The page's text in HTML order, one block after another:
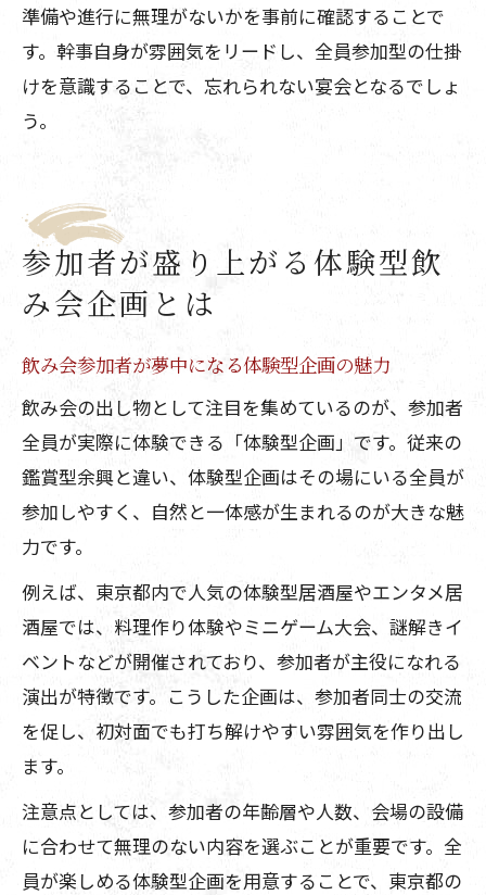
準備や進行に無理がないかを事前に確認することで
す。幹事自身が雰囲気をリードし、全員参加型の仕掛
けを意識することで、忘れられない宴会となるでしょ
う。
参加者が盛り上がる体験型飲
み会企画とは
飲み会参加者が夢中になる体験型企画の魅力
飲み会の出し物として注目を集めているのが、参加者
全員が実際に体験できる「体験型企画」です。従来の
鑑賞型余興と違い、体験型企画はその場にいる全員が
参加しやすく、自然と一体感が生まれるのが大きな魅
力です。
例えば、東京都内で人気の体験型居酒屋やエンタメ居
酒屋では、料理作り体験やミニゲーム大会、謎解きイ
ベントなどが開催されており、参加者が主役になれる
演出が特徴です。こうした企画は、参加者同士の交流
を促し、初対面でも打ち解けやすい雰囲気を作り出し
ます。
注意点としては、参加者の年齢層や人数、会場の設備
に合わせて無理のない内容を選ぶことが重要です。全
員が楽しめる体験型企画を用意することで、東京都の